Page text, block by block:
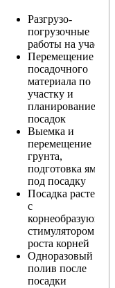
Разгрузо-
погрузочные
работы на участке
Перемещение
посадочного
материала по
участку и
планирование
посадок
Выемка и
перемещение
грунта,
подготовка ямы
под посадку
Посадка растений
с
корнеобразующим
стимулятором
роста корней
Одноразовый
полив после
посадки